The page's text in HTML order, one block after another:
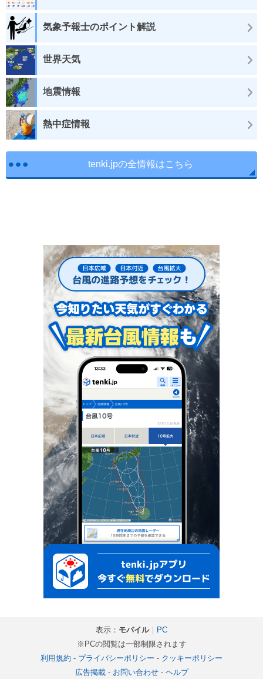
気象予報士のポイント解説
世界天気
地震情報
熱中症情報
tenki.jpの全情報はこちら
表示： モバイル｜ PC
※PCの閲覧は一部制限されます
利用規約 - プライバシーポリシー - クッキーポリシー
広告掲載- お問い合わせ- ヘルプ